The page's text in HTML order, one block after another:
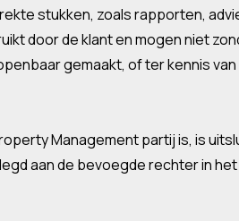
stukken, zoals rapporten,
door de klant en mogen niet
gemaakt, of ter kennis
Management partij is, is
aan de bevoegde rechter in